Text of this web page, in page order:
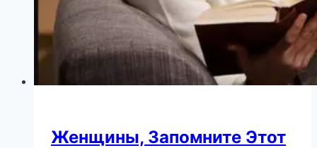
Женщины, Запомните Этот